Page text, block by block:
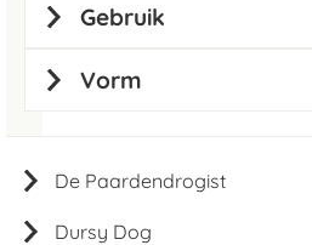
De Paardendrogist
Dursy Dog
Gebruik
Vorm